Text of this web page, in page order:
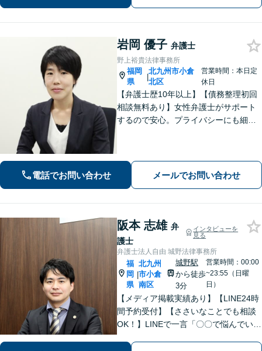
岩岡 優子 弁護士
野上裕貴法律事務所
福岡
県
|
北九州市小倉
北区
営業時間：本日定
休日
【弁護士歴10年以上】【債務整理初回
相談無料あり】女性弁護士がサポート
するので安心。プライバシーにも細心
い。【完全個室で相談】【駐車場あ
り】
電話でお問い合わせ メールでお問い合わせ
阪本 志雄 弁
護士
インタビューを
見る
弁護士法人自由 城野法律事務所
福
岡
県
|
北九州
市小倉
南区
城野駅
から徒歩
3分
営業時間：00:00
~23:55（日曜
日）
【メディア掲載実績あり】【LINE24時
間予約受付】【ささいなことでも相談
OK！】LINEで一言「〇〇で悩んでいま